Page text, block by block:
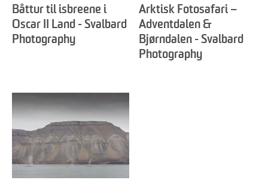
Båttur til isbreene i
Oscar II Land - Svalbard
Photography
Arktisk Fotosafari –
Adventdalen &
Bjørndalen - Svalbard
Photography